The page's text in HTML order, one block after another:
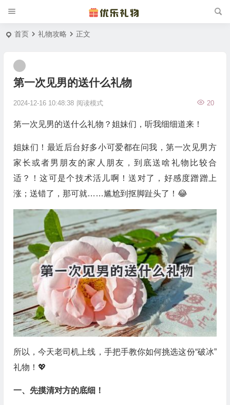
首页 礼物攻略 正文
第一次见男的送什么礼物
2024-12-16 10:48:38 20
阅读模式
第一次见男的送什么礼物？姐妹们，听我细细道来！
姐妹们！最近后台好多小可爱都在问我，第一次见男方
家长或者男朋友的家人朋友，到底送啥礼物比较合
适？！这可是个技术活儿啊！送对了，好感度蹭蹭上
涨；送错了，那可就……尴尬到抠脚趾头了！😂
所以，今天老司机上线，手把手教你如何挑选这份“破冰”
礼物！💖
一、先摸清对方的底细！